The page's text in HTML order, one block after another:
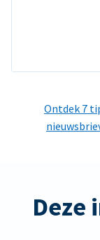
Ontdek 7
Deze